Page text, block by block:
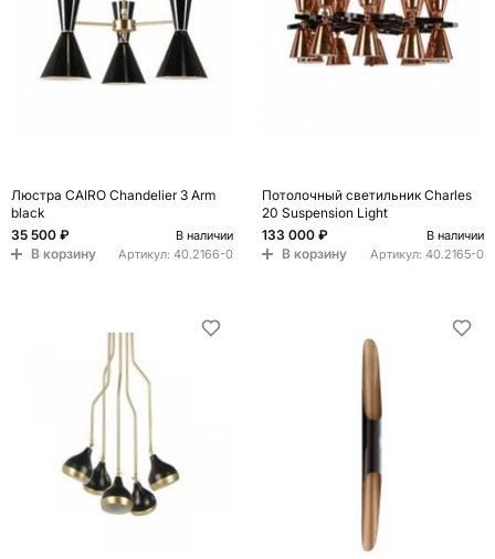
Люстра CAIRO Chandelier 3 Arm
black
35 500 ₽
В наличии
В корзину Артикул: 40.2166-0
Потолочный светильник Charles
20 Suspension Light
133 000 ₽
В наличии
В корзину Артикул: 40.2165-0